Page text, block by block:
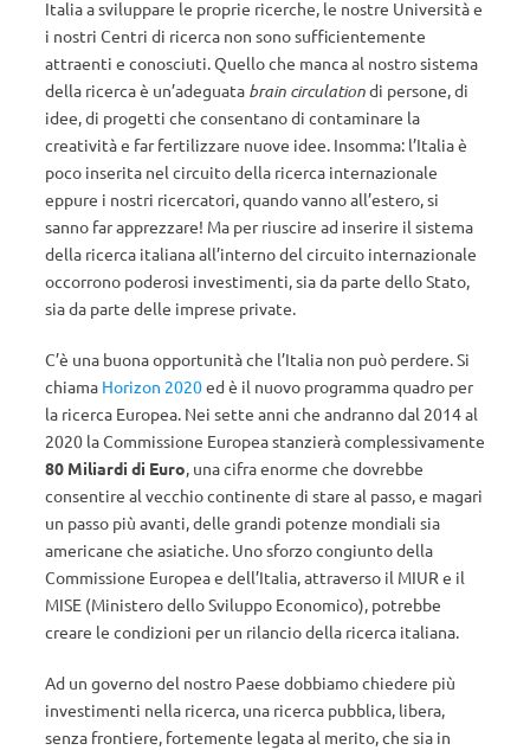
Italia a sviluppare le proprie ricerche, le nostre Università e
i nostri Centri di ricerca non sono sufficientemente
attraenti e conosciuti. Quello che manca al nostro sistema
della ricerca è un’adeguata brain circulationdi persone, di
idee, di progetti che consentano di contaminare la
creatività e far fertilizzare nuove idee. Insomma: l’Italia è
poco inserita nel circuito della ricerca internazionale
eppure i nostri ricercatori, quando vanno all’estero, si
sanno far apprezzare! Ma per riuscire ad inserire il sistema
della ricerca italiana all’interno del circuito internazionale
occorrono poderosi investimenti, sia da parte dello Stato,
sia da parte delle imprese private.
C’è una buona opportunità che l’Italia non può perdere. Si
chiama Horizon 2020ed è il nuovo programma quadro per
la ricerca Europea. Nei sette anni che andranno dal 2014 al
2020 la Commissione Europea stanzierà complessivamente
80 Miliardi di Euro, una cifra enorme che dovrebbe
consentire al vecchio continente di stare al passo, e magari
un passo più avanti, delle grandi potenze mondiali sia
americane che asiatiche. Uno sforzo congiunto della
Commissione Europea e dell’Italia, attraverso il MIUR e il
MISE (Ministero dello Sviluppo Economico), potrebbe
creare le condizioni per un rilancio della ricerca italiana.
Ad un governo del nostro Paese dobbiamo chiedere più
investimenti nella ricerca, una ricerca pubblica, libera,
senza frontiere, fortemente legata al merito, che sia in